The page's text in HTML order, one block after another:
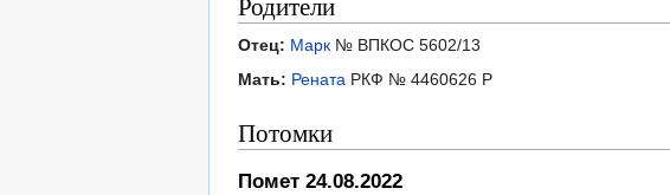
Отец: Марк № ВПКОС 5602/13
Мать: Рената РКФ № 4460626 Р
Потомки
Помет 24.08.2022